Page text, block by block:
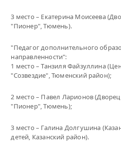
3 место – Екатерина Моисеева
"Пионер", Тюмень).
"Педагог дополнительного
направленности":
1 место – Танзиля Файзуллина
"Созвездие", Тюменский район);
2 место – Павел Ларионов (Дворец
"Пионер", Тюмень);
3 место – Галина Долгушина
детей, Казанский район).